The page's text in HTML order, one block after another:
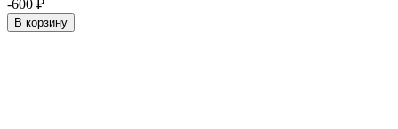
-600 ₽
В корзину